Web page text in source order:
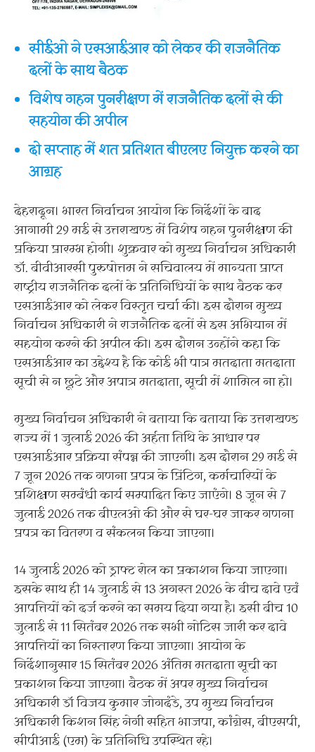
सीईओ ने एसआईआर को लेकर की राजनैतिक
दलों के साथ बैठक
विशेष गहन पुनरीक्षण में राजनैतिक दलों से की
सहयोग की अपील
दो सप्ताह में शत प्रतिशत बीएलए नियुक्त करने का
आग्रह
देहरादून। भारत निर्वाचन आयोग कि निर्देशों के बाद
आगामी 29 मई से उत्तराखण्ड में विशेष गहन पुनरीक्षण की
प्रकिया प्रारम्भ होगी। शुक्रवार को मुख्य निर्वाचन अधिकारी
डॉ. बीवीआरसी पुरुषोत्तम ने सचिवालय में मान्यता प्राप्त
राष्ट्रीय राजनैतिक दलों के प्रतिनिधियों के साथ बैठक कर
एसआईआर को लेकर विस्तृत चर्चा की। इस दौरान मुख्य
निर्वाचन अधिकारी ने राजनैतिक दलों से इस अभियान में
सहयोग करने की अपील की। इस दौरान उन्होंने कहा कि
एसआईआर का उद्देश्य है कि कोई भी पात्र मतदाता मतदाता
सूची से न छूटे और अपात्र मतदाता, सूची में शामिल ना हो।
मुख्य निर्वाचन अधिकारी ने बताया कि बताया कि उत्तराखण्ड
राज्य में 1 जुलाई 2026 की अर्हता तिथि के आधार पर
एसआईआर प्रक्रिया संपन्न की जाएगी। इस दौरान 29 मई से
7 जून 2026 तक गणना प्रपत्र के प्रिंटिग, कर्मचारियों के
प्रशिक्षण सम्बंधी कार्य सम्पादित किए जाएंगे। 8 जून से 7
जुलाई 2026 तक बीएलओ की और से घर-घर जाकर गणना
प्रपत्र का वितरण व संकलन किया जाएगा।
14 जुलाई 2026 को ड्राफ्ट रोल का प्रकाशन किया जाएगा।
इसके साथ ही 14 जुलाई से 13 अगस्त 2026 के बीच दावे एवं
आपत्तियों को दर्ज करने का समय दिया गया है। इसी बीच 10
जुलाई से 11 सितंबर 2026 तक सभी नोटिस जारी कर दावे
आपत्तियों का निस्तारण किया जाएगा। आयोग के
निर्देशानुसार 15 सितंबर 2026 अंतिम मतदाता सूची का
प्रकाशन किया जाएगा। बैठक में अपर मुख्य निर्वाचन
अधिकारी डॉ विजय कुमार जोगदंडे, उप मुख्य निर्वाचन
अधिकारी किशन सिंह नेगी सहित भाजपा, कांग्रेस, बीएसपी,
सीपीआई (एम) के प्रतिनिधि उपस्थित रहे।